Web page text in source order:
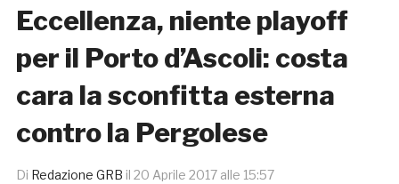
Eccellenza, niente playoff
per il Porto d’Ascoli: costa
cara la sconfitta esterna
contro la Pergolese
Di Redazione GRB il 20 Aprile 2017 alle 15:57